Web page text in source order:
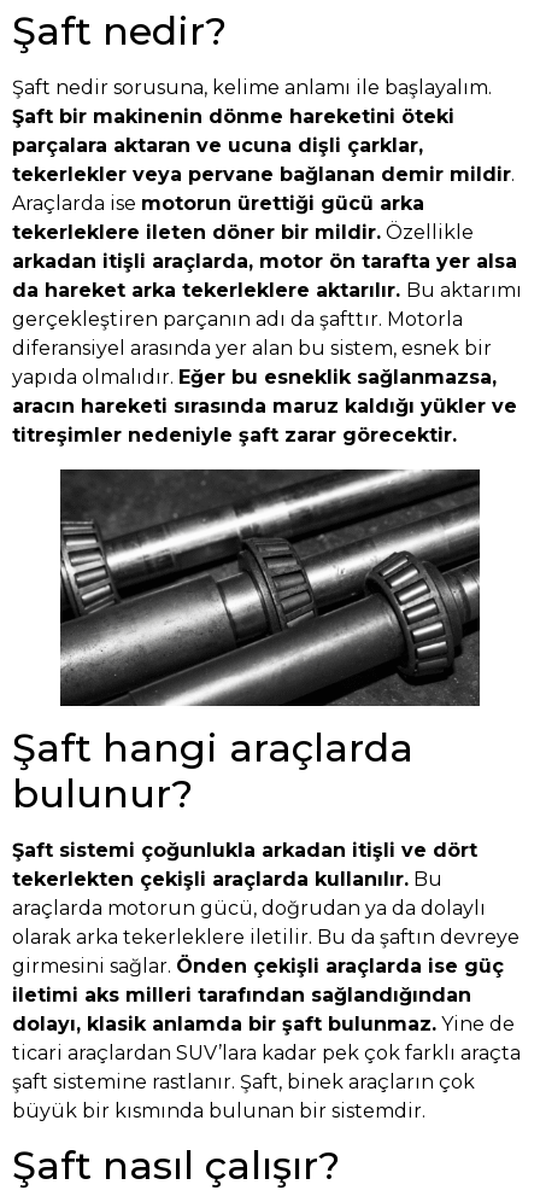
Şaft nedir?
Şaft nedir sorusuna, kelime anlamı ile başlayalım.
Şaft bir makinenin dönme hareketini öteki
parçalara aktaran ve ucuna dişli çarklar,
tekerlekler veya pervane bağlanan demir mildir.
Araçlarda ise motorun ürettiği gücü arka
tekerleklere ileten döner bir mildir. Özellikle
arkadan itişli araçlarda, motor ön tarafta yer alsa
da hareket arka tekerleklere aktarılır. Bu aktarımı
gerçekleştiren parçanın adı da şafttır. Motorla
diferansiyel arasında yer alan bu sistem, esnek bir
yapıda olmalıdır. Eğer bu esneklik sağlanmazsa,
aracın hareketi sırasında maruz kaldığı yükler ve
titreşimler nedeniyle şaft zarar görecektir.
Şaft hangi araçlarda
bulunur?
Şaft sistemi çoğunlukla arkadan itişli ve dört
tekerlekten çekişli araçlarda kullanılır. Bu
araçlarda motorun gücü, doğrudan ya da dolaylı
olarak arka tekerleklere iletilir. Bu da şaftın devreye
girmesini sağlar. Önden çekişli araçlarda ise güç
iletimi aks milleri tarafından sağlandığından
dolayı, klasik anlamda bir şaft bulunmaz. Yine de
ticari araçlardan SUV’lara kadar pek çok farklı araçta
şaft sistemine rastlanır. Şaft, binek araçların çok
büyük bir kısmında bulunan bir sistemdir.
Şaft nasıl çalışır?